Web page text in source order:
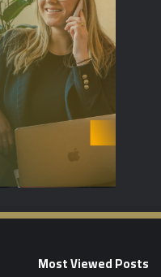
Most Viewed Posts